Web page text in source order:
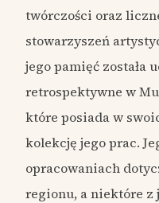
twórczości oraz
stowarzyszeń
jego pamięć została
retrospektywne w
które posiada w
kolekcję jego prac.
opracowaniach
regionu, a niektóre z